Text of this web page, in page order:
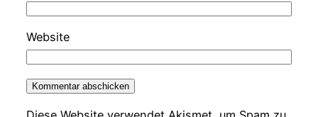
Website